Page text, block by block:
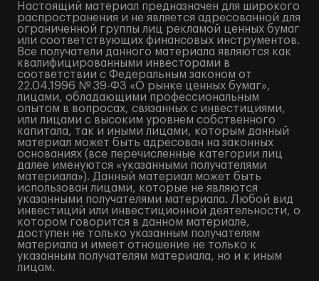
Настоящий материал предназначен для широкого
распространения и не является адресованной для
ограниченной группы лиц рекламой ценных бумаг
или соответствующих финансовых инструментов.
Все получатели данного материала являются как
квалифицированными инвесторами в
соответствии с Федеральным законом от
22.04.1996 № 39-ФЗ «О рынке ценных бумаг»,
лицами, обладающими профессиональным
опытом в вопросах, связанных с инвестициями,
или лицами с высоким уровнем собственного
капитала, так и иными лицами, которым данный
материал может быть адресован на законных
основаниях (все перечисленные категории лиц
далее именуются «указанными получателями
материала»). Данный материал может быть
использован лицами, которые не являются
указанными получателями материала. Любой вид
инвестиций или инвестиционной деятельности, о
котором говорится в данном материале,
доступен не только указанным получателям
материала и имеет отношение не только к
указанным получателям материала, но и к иным
лицам.